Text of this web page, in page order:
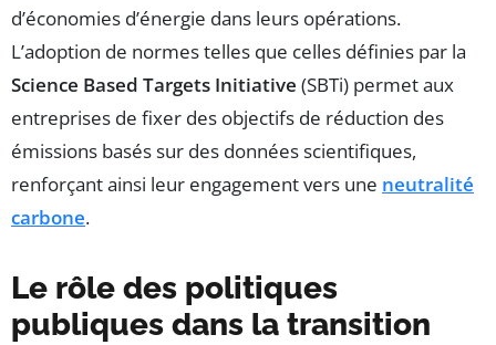
d’économies d’énergie dans leurs opérations.
L’adoption de normes telles que celles définies par la
Science Based Targets Initiative (SBTi) permet aux
entreprises de fixer des objectifs de réduction des
émissions basés sur des données scientifiques,
renforçant ainsi leur engagement vers une neutralité
carbone.
Le rôle des politiques
publiques dans la transition